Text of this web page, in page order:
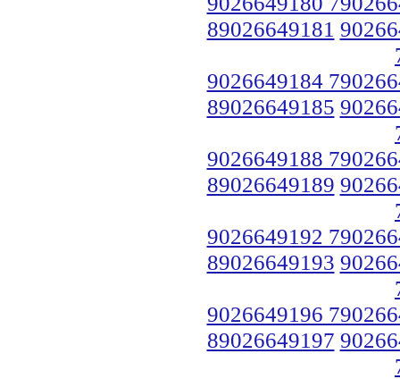
89026649181
9026649184
89026649185
9026649188
89026649189
9026649192
89026649193
9026649196
89026649197